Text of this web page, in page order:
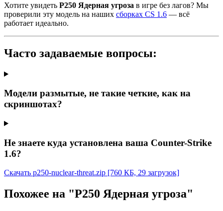
Хотите увидеть P250 Ядерная угроза в игре без лагов? Мы
проверили эту модель на наших сборках CS 1.6 — всё
работает идеально.
Часто задаваемые вопросы:
Модели размытые, не такие четкие, как на
скриншотах?
Не знаете куда установлена ваша Counter-Strike
1.6?
Скачать p250-nuclear-threat.zip [760 КБ, 29 загрузок]
Похожее на "P250 Ядерная угроза"